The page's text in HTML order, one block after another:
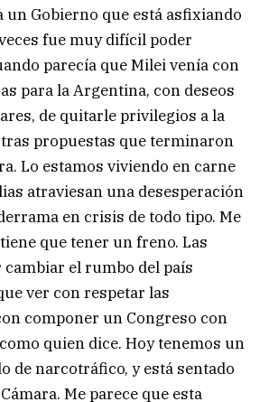
un Gobierno que está asfixiando
fue muy difícil poder
parecía que Milei venía con
para la Argentina, con deseos
de quitarle privilegios a la
propuestas que terminaron
Lo estamos viviendo en carne
atraviesan una desesperación
en crisis de todo tipo. Me
que tener un freno. Las
el rumbo del país
ver con respetar las
componer un Congreso con
quien dice. Hoy tenemos un
de narcotráfico, y está sentado
Me parece que esta